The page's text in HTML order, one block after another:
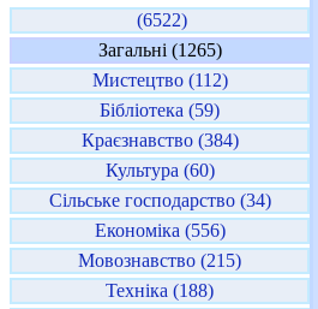
(6522)
Загальні (1265)
Мистецтво (112)
Бібліотека (59)
Краєзнавство (384)
Культура (60)
Сільське господарство (34)
Економіка (556)
Мовознавство (215)
Техніка (188)